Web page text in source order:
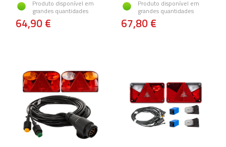
Produto disponível em
grandes quantidades
64,90 €
Produto disponível em
grandes quantidades
67,80 €